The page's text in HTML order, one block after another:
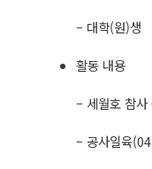
– 대학(원)생
활동 내용
– 세월호 참
– 공사일육